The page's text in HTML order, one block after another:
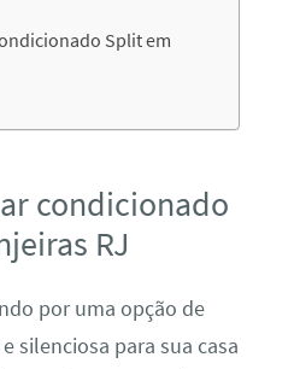
Split em
condicionado
RJ
por uma opção de
silenciosa para sua casa